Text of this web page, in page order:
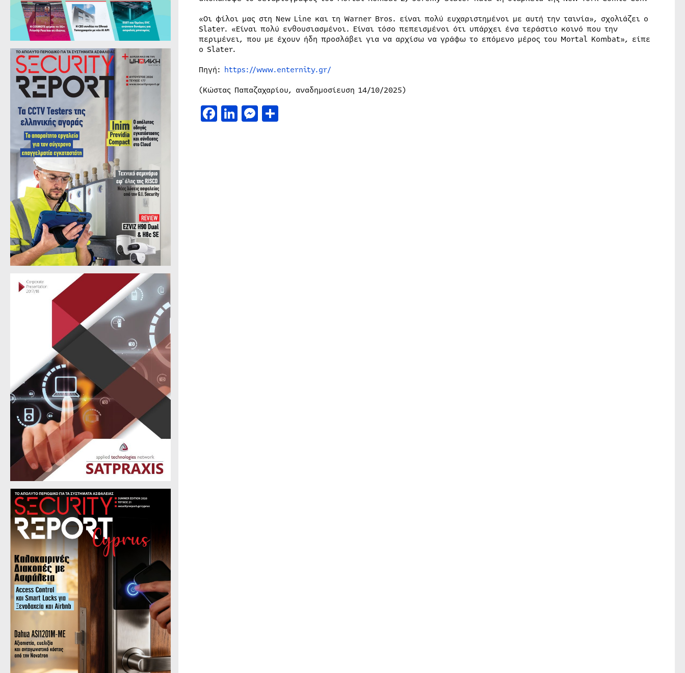
«Οι φίλοι μας στη New Line και τη Warner Bros. είναι πολύ ευχαριστημένοι με αυτή την ταινία», σχολιάζει ο
Slater. «Είναι πολύ ενθουσιασμένοι. Είναι τόσο πεπεισμένοι ότι υπάρχει ένα τεράστιο κοινό που την
περιμένει, που με έχουν ήδη προσλάβει για να αρχίσω να γράφω το επόμενο μέρος του Mortal Kombat», είπε
ο Slater.
Πηγή: https://www.enternity.gr/
(Κώστας Παπαζαχαρίου, αναδημοσίευση 14/10/2025)
Facebook
LinkedIn
Messenger
Μοιραστείτε